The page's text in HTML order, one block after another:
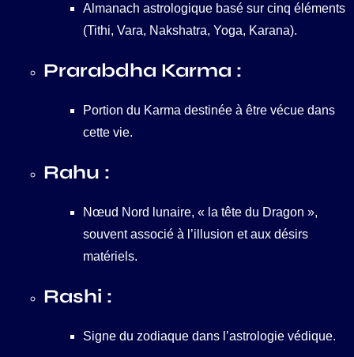
Almanach astrologique basé sur cinq éléments
(Tithi, Vara, Nakshatra, Yoga, Karana).
Prarabdha Karma :
Portion du Karma destinée à être vécue dans
cette vie.
Rahu :
Nœud Nord lunaire, « la tête du Dragon »,
souvent associé à l’illusion et aux désirs
matériels.
Rashi :
Signe du zodiaque dans l’astrologie védique.